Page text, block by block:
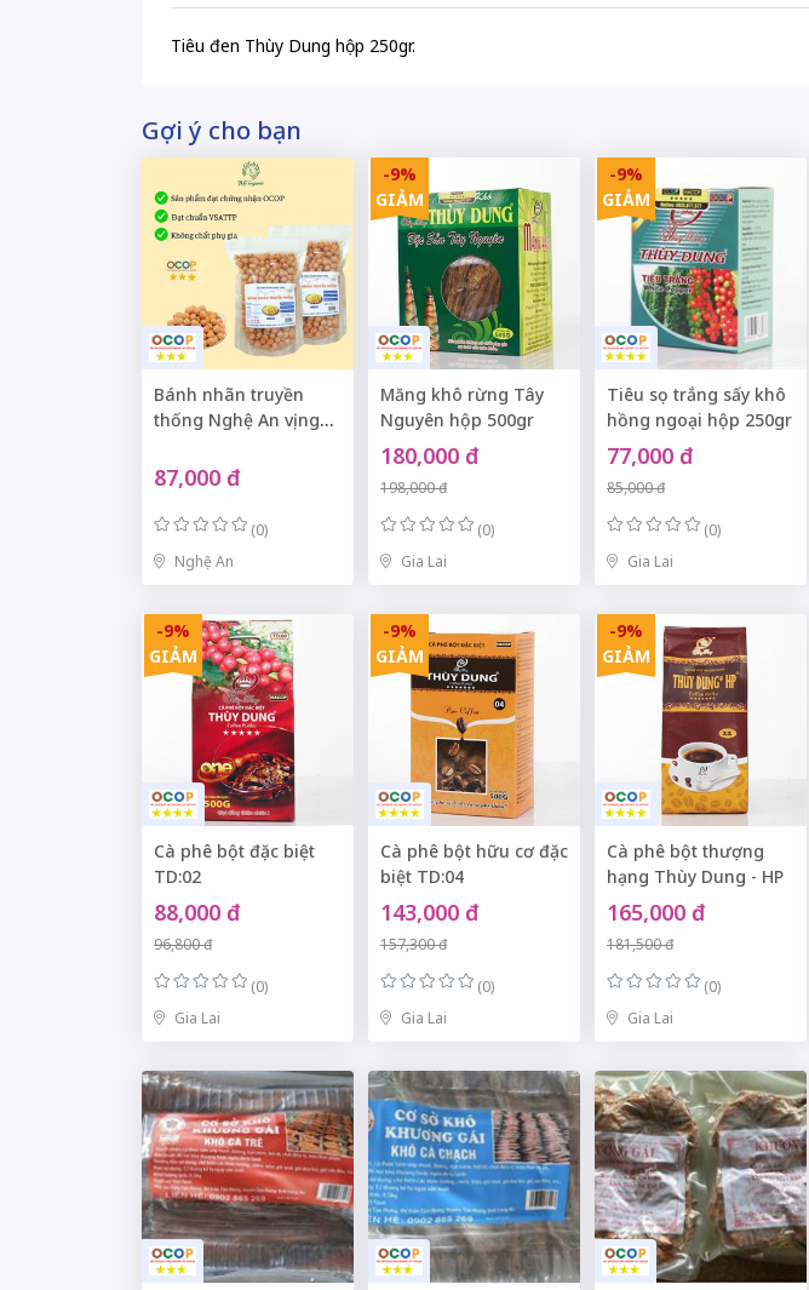
Tiêu đen Thùy Dung hộp 250gr.
Gợi ý cho bạn
Bánh nhãn truyền
thống Nghệ An vị ngọt
87,000 đ
(0)
Nghệ An
-9%
GIẢM
Măng khô rừng Tây
Nguyên hộp 500gr
180,000 đ
198,000 đ
(0)
Gia Lai
-9%
GIẢM
Tiêu sọ trắng sấy khô
hồng ngoại hộp 250gr
77,000 đ
85,000 đ
(0)
Gia Lai
-9%
GIẢM
Cà phê bột đặc biệt
TD:02
88,000 đ
96,800 đ
(0)
Gia Lai
-9%
GIẢM
Cà phê bột hữu cơ đặc
biệt TD:04
143,000 đ
157,300 đ
(0)
Gia Lai
-9%
GIẢM
Cà phê bột thượng
hạng Thùy Dung - HP
165,000 đ
181,500 đ
(0)
Gia Lai